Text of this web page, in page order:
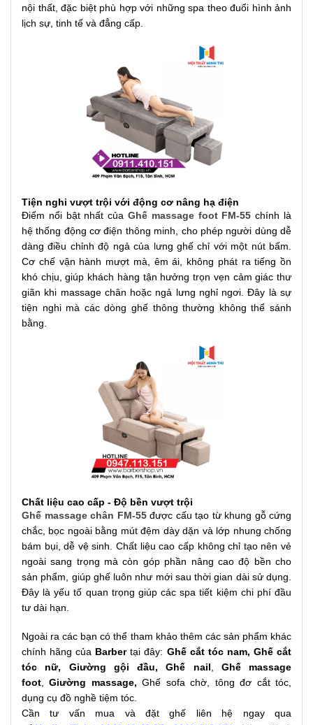
nội thất, đặc biệt phù hợp với những spa theo đuổi hình ảnh
lịch sự, tinh tế và đẳng cấp.
Tiện nghi vượt trội với động cơ nâng hạ điện
Điểm nổi bật nhất của Ghế massage foot FM-55 chính là
hệ thống động cơ điện thông minh, cho phép người dùng dễ
dàng điều chỉnh độ ngả của lưng ghế chỉ với một nút bấm.
Cơ chế vận hành mượt mà, êm ái, không phát ra tiếng ồn
khó chịu, giúp khách hàng tận hưởng trọn vẹn cảm giác thư
giãn khi massage chân hoặc ngả lưng nghỉ ngơi. Đây là sự
tiện nghi mà các dòng ghế thông thường không thể sánh
bằng.
Chất liệu cao cấp - Độ bền vượt trội
Ghế massage chân FM-55được cấu tạo từ khung gỗ cứng
chắc, bọc ngoài bằng mút đệm dày dặn và lớp nhung chống
bám bụi, dễ vệ sinh. Chất liệu cao cấp không chỉ tạo nên vẻ
ngoài sang trọng mà còn góp phần nâng cao độ bền cho
sản phẩm, giúp ghế luôn như mới sau thời gian dài sử dụng.
Đây là yếu tố quan trọng giúp các spa tiết kiệm chi phí đầu
tư dài hạn.
Ngoài ra các bạn có thể tham khảo thêm các sản phẩm khác
chính hãng của Barbertại đây: Ghế cắt tóc nam, Ghế cắt
tóc nữ, Giường gội đầu,Ghế nail
Ghế massage
foot ,Giường massage, Ghế sofa chờ, tông đơ cắt tóc,
dụng cụ đồ nghề tiệm tóc.
Cần tư vấn mua và đặt ghế liên hệ ngay qua